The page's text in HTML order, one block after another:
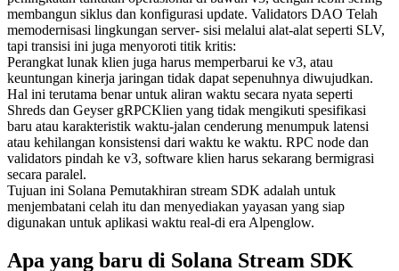
membangun siklus dan konfigurasi update. Validators DAO Telah
memodernisasi lingkungan server- sisi melalui alat-alat seperti SLV,
tapi transisi ini juga menyoroti titik kritis:
Perangkat lunak klien juga harus memperbarui ke v3, atau
keuntungan kinerja jaringan tidak dapat sepenuhnya diwujudkan.
Hal ini terutama benar untuk aliran waktu secara nyata seperti
Shreds dan Geyser gRPCKlien yang tidak mengikuti spesifikasi
baru atau karakteristik waktu-jalan cenderung menumpuk latensi
atau kehilangan konsistensi dari waktu ke waktu. RPC node dan
validators pindah ke v3, software klien harus sekarang bermigrasi
secara paralel.
Tujuan ini Solana Pemutakhiran stream SDK adalah untuk
menjembatani celah itu dan menyediakan yayasan yang siap
digunakan untuk aplikasi waktu real-di era Alpenglow.
Apa yang baru di Solana Stream SDK